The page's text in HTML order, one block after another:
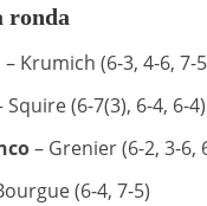
ronda
– Krumich (6-3, 4-6, 7-
Squire (6-7(3), 6-4, 6-4)
– Grenier (6-2, 3-6,
(6-4, 7-5)